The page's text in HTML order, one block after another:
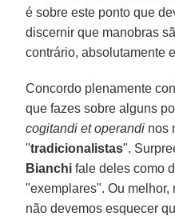
é sobre este ponto que
discernir que manobras
contrário, absolutamente
Concordo plenamente
que fazes sobre alguns
cogitandi et operandi nos
"tradicionalistas".
Bianchi fale deles como
"exemplares". Ou melhor,
não devemos esquecer